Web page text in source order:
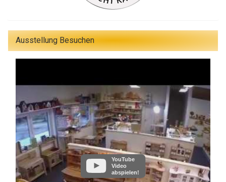
Ausstellung Besuchen
YouTube
Video
abspielen!